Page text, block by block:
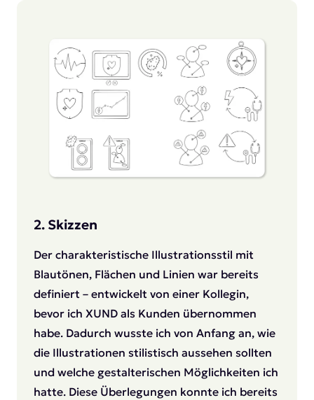
2. Skizzen
Der charakteristische Illustrationsstil mit
Blautönen, Flächen und Linien war bereits
definiert – entwickelt von einer Kollegin,
bevor ich XUND als Kunden übernommen
habe. Dadurch wusste ich von Anfang an, wie
die Illustrationen stilistisch aussehen sollten
und welche gestalterischen Möglichkeiten ich
hatte. Diese Überlegungen konnte ich bereits